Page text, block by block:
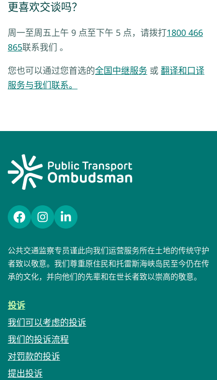
更喜欢交谈吗？
周一至周五上午 9 点至下午 5 点，请拨打1800 466
865联系我们 。
您也可以通过您首选的全国中继服务 或 翻译和口译
服务与我们联系。
FacebookInstagramLinkedIn
公共交通监察专员谨此向我们运营服务所在土地的传统守护
者致以敬意。我们尊重原住民和托雷斯海峡岛民至今仍在传
承的文化，并向他们的先辈和在世长者致以崇高的敬意。
投诉
我们可以考虑的投诉
我们的投诉流程
对罚款的投诉
提出投诉